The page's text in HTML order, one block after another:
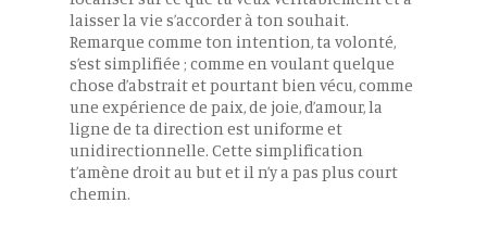
laisser la vie s’accorder à ton souhait.
Remarque comme ton intention, ta volonté,
s’est simplifiée ; comme en voulant quelque
chose d’abstrait et pourtant bien vécu, comme
une expérience de paix, de joie, d’amour, la
ligne de ta direction est uniforme et
unidirectionnelle. Cette simplification
t’amène droit au but et il n’y a pas plus court
chemin.